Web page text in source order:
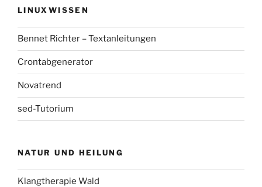
LINUXWISSEN
Bennet Richter – Textanleitungen
Crontabgenerator
Novatrend
sed-Tutorium
NATUR UND HEILUNG
Klangtherapie Wald